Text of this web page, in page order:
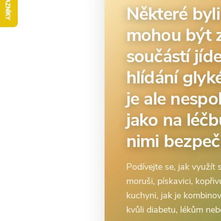
Některé
mohou být
součástí
hlídání
je ale
jako na
nimi
Podívejte se, jak využít
moruši, pískavici,
kuchyni, jak je
kvůli diabetu, lékům